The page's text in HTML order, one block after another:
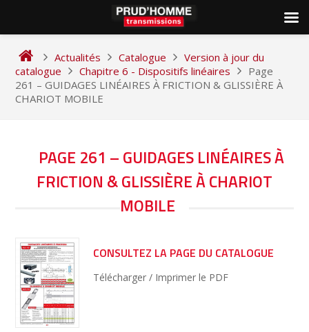
content
Actualités Catalogue
Version à jour du
catalogue
Chapitre 6 - Dispositifs linéaires
Page
261 – GUIDAGES LINÉAIRES À FRICTION & GLISSIÈRE À
CHARIOT MOBILE
PAGE 261 – GUIDAGES LINÉAIRES À
FRICTION & GLISSIÈRE À CHARIOT
MOBILE
CONSULTEZ LA PAGE DU CATALOGUE
Télécharger / Imprimer le PDF
NAVIGATION